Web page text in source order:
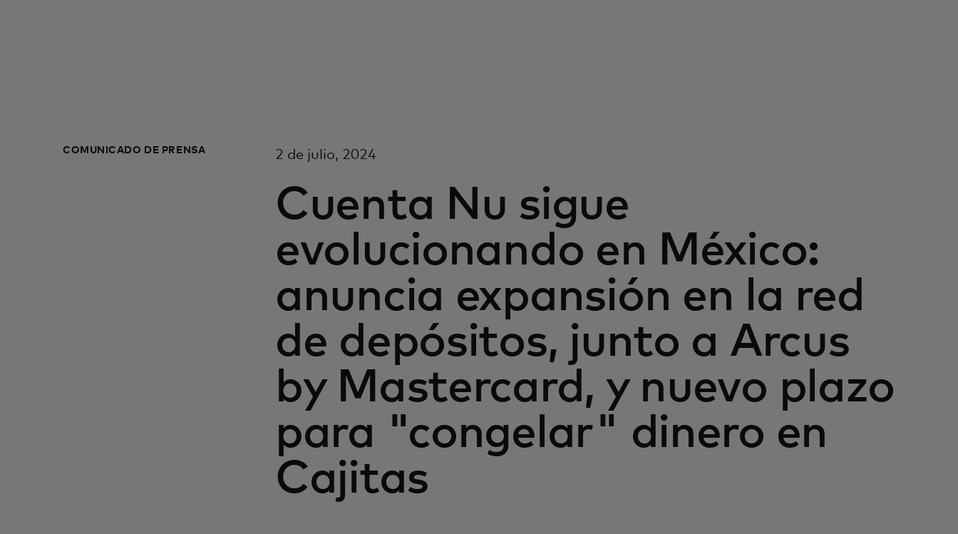
COMUNICADO DE PRENSA 2 de julio, 2024
Cuenta Nu sigue
evolucionando en México:
anuncia expansión en la red
de depósitos, junto a Arcus
by Mastercard, y nuevo plazo
para "congelar" dinero en
Cajitas